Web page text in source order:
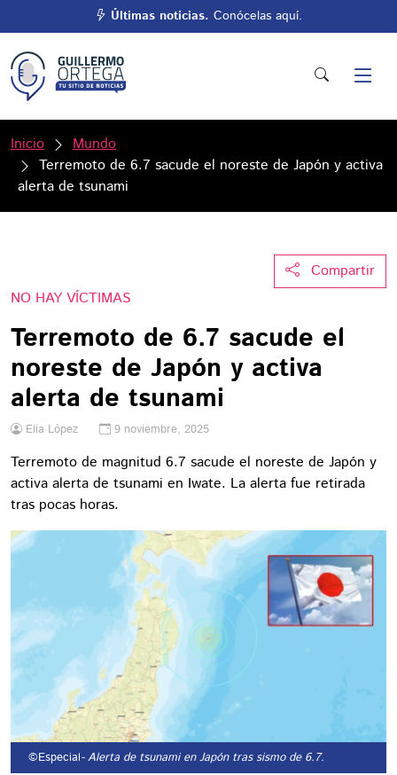
Últimas noticias. Conócelas aquí.
Inicio
Mundo
Terremoto de 6.7 sacude el noreste de Japón y activa
alerta de tsunami
Compartir
NO HAY VÍCTIMAS
Terremoto de 6.7 sacude el
noreste de Japón y activa
alerta de tsunami
Elia López 9 noviembre, 2025
Terremoto de magnitud 6.7 sacude el noreste de Japón y
activa alerta de tsunami en Iwate. La alerta fue retirada
tras pocas horas.
©Especial- Alerta de tsunami en Japón tras sismo de 6.7.